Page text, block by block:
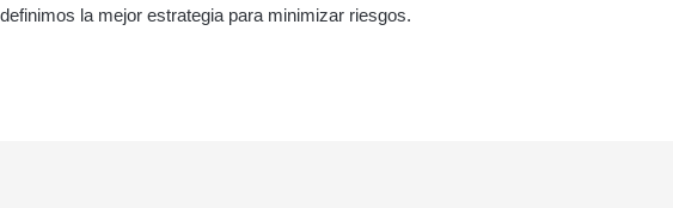
la mejor estrategia para minimizar riesgos.